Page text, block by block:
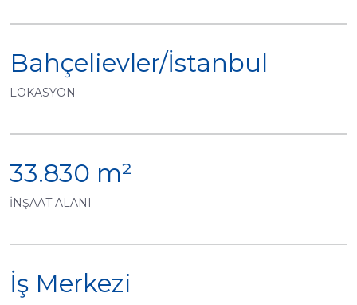
Bahçelievler/İstanbul
LOKASYON
33.830 m²
İNŞAAT ALANI
İş Merkezi